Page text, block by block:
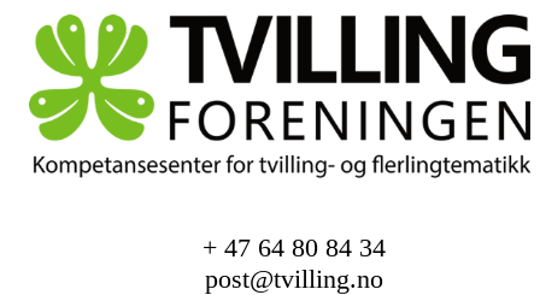
+ 47 64 80 84 34
post@tvilling.no